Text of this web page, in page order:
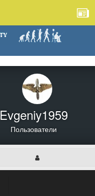
Evgeniy1959
Пользователи